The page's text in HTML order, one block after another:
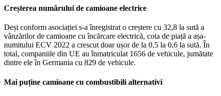
Creșterea numărului de camioane electrice
Deși conform asociației s-a înregistrat o creștere cu 32,8 la sută a
vânzărilor de camioane cu încărcare electrică, cota de piață a așa-
numitului ECV 2022 a crescut doar ușor de la 0,5 la 0,6 la sută. În
total, companiile din UE au înmatriculat 1656 de vehicule, jumătate
dintre ele în Germania cu 829 de vehicule.
Mai puține camioane cu combustibili alternativi